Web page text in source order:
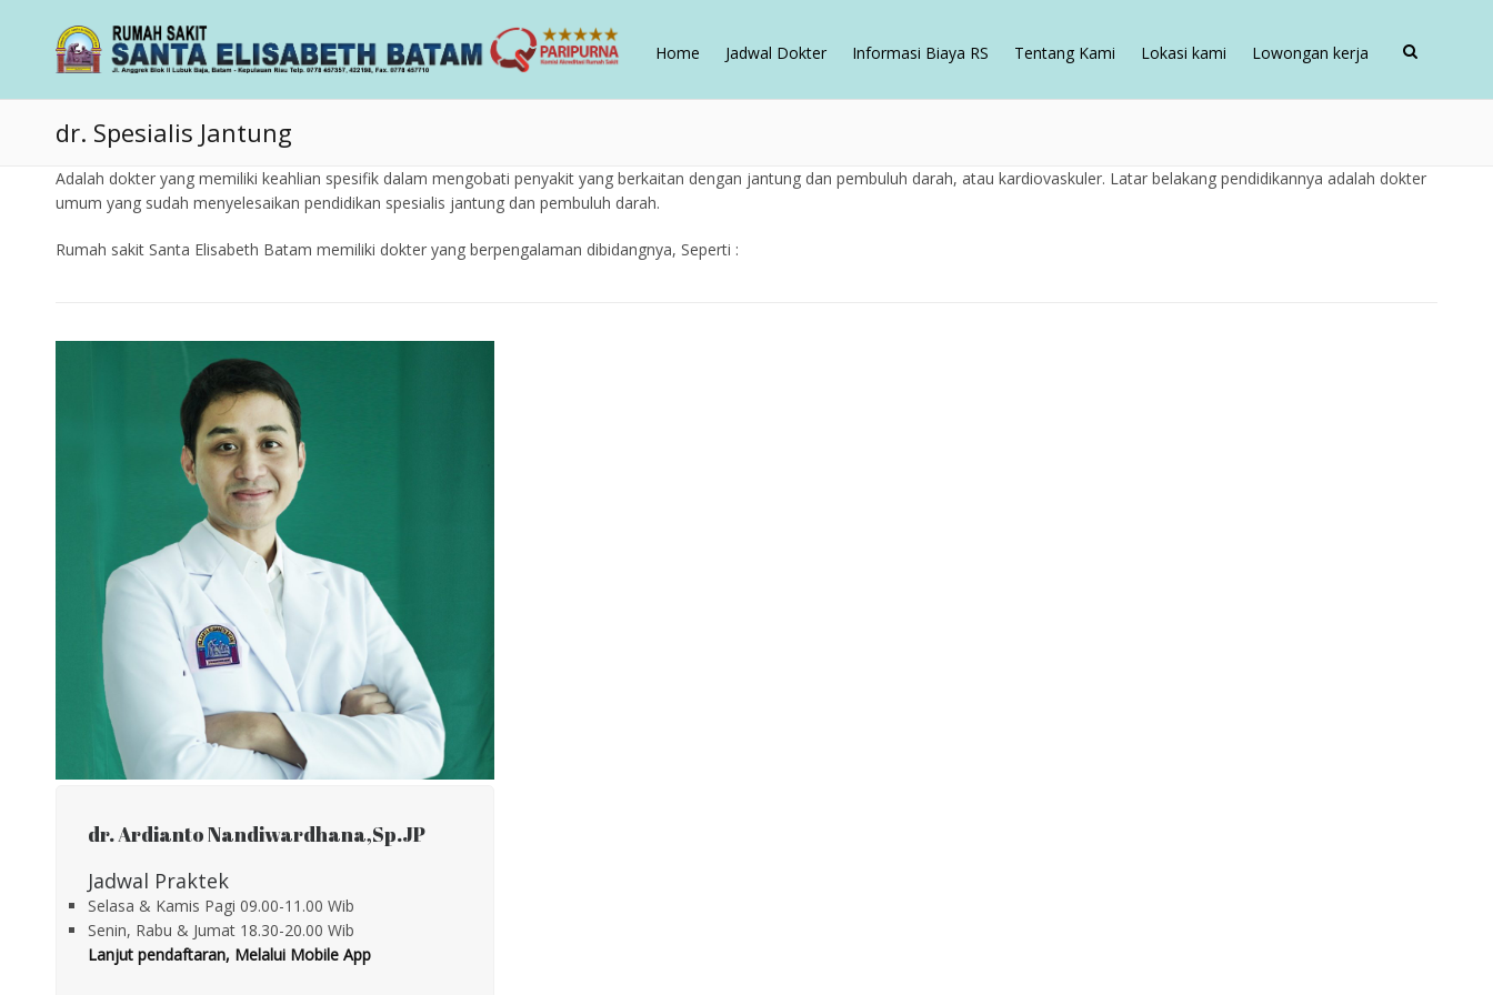
Home Jadwal Dokter Informasi Biaya RS Tentang Kami Lokasi kami Lowongan kerja
dr. Spesialis Jantung
Adalah dokter yang memiliki keahlian spesifik dalam mengobati penyakit yang berkaitan dengan jantung dan pembuluh darah, atau kardiovaskuler. Latar belakang pendidikannya adalah dokter
umum yang sudah menyelesaikan pendidikan spesialis jantung dan pembuluh darah.
Rumah sakit Santa Elisabeth Batam memiliki dokter yang berpengalaman dibidangnya, Seperti :
dr. Ardianto Nandiwardhana,Sp.JP
Jadwal Praktek
Selasa & Kamis Pagi 09.00-11.00 Wib
Senin, Rabu & Jumat 18.30-20.00 Wib
Lanjut pendaftaran, Melalui Mobile App